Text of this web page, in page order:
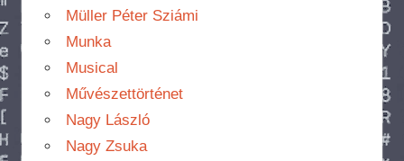
Müller Péter Sziámi
Munka
Musical
Művészettörténet
Nagy László
Nagy Zsuka